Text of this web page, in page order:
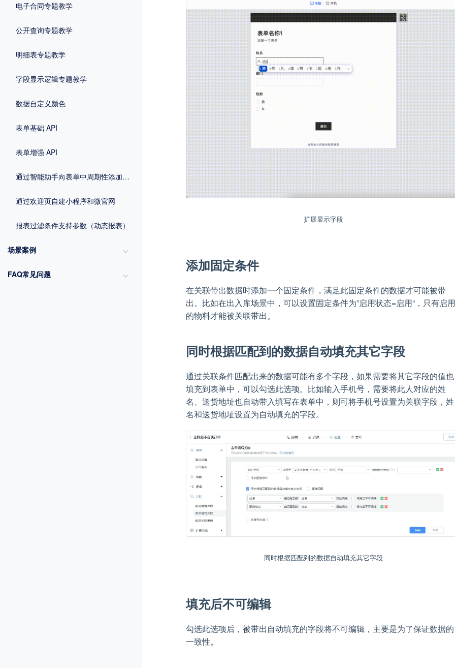
电子合同专题教学
公开查询专题教学
明细表专题教学
字段显示逻辑专题教学
数据自定义颜色
表单基础 API
表单增强 API
通过智能助手向表单中周期性添加数据
通过欢迎页自建小程序和微官网
报表过滤条件支持参数（动态报表）
场景案例
FAQ常见问题
扩展显示字段
添加固定条件
在关联带出数据时添加一个固定条件，满足此固定条件的数据才可能被带
出。比如在出入库场景中，可以设置固定条件为”启用状态=启用“，只有启
的物料才能被关联带出。
同时根据匹配到的数据自动填充其它字段
通过关联条件匹配出来的数据可能有多个字段，如果需要将其它字段的值也
填充到表单中，可以勾选此选项。比如输入手机号，需要将此人对应的姓
名、送货地址也自动带入填写在表单中，则可将手机号设置为关联字段，姓
名和送货地址设置为自动填充的字段。
同时根据匹配到的数据自动填充其它字段
填充后不可编辑
勾选此选项后，被带出自动填充的字段将不可编辑，主要是为了保证数据的
一致性。